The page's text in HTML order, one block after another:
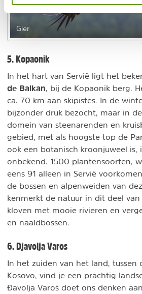
Gier
5. Kopaonik
In het hart van Servië ligt het
de Balkan, bij de Kopaonik berg.
ca. 70 km aan skipistes. In de
bijzonder druk bezocht, maar in
domein van steenarenden en
gebied, met als hoogste top de
ook een botanisch kroonjuweel is,
onbekend. 1500 plantensoorten,
eens 91 alleen in Servië
de bossen en alpenweiden van
kenmerkt de natuur in dit deel van
kloven met mooie rivieren en
en naaldbossen.
6. Djavolja Varos
In het zuiden van het land, tussen
Kosovo, vind je een prachtig
Đavolja Varoš doet ons denken aan